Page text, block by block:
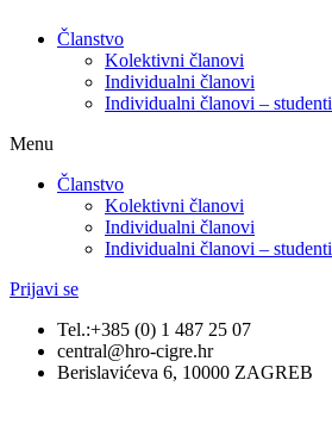
Članstvo
Kolektivni članovi
Individualni članovi
Individualni članovi – studenti
Menu
Članstvo
Kolektivni članovi
Individualni članovi
Individualni članovi – studenti
Prijavi se
Tel.:+385 (0) 1 487 25 07
central@hro-cigre.hr
Berislavićeva 6, 10000 ZAGREB